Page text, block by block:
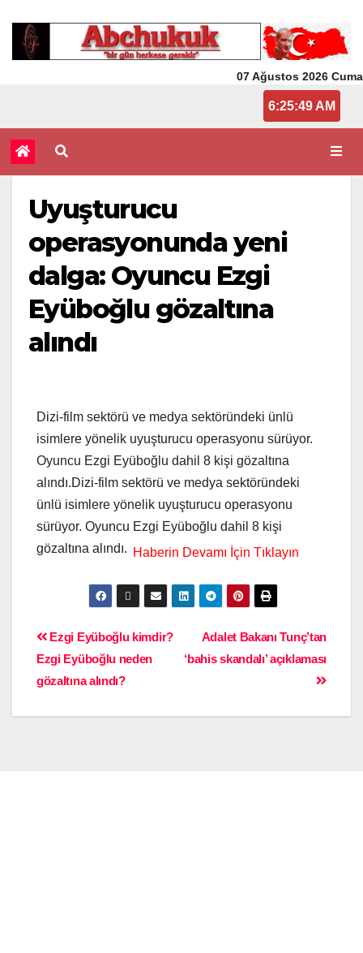
07 Ağustos 2026 Cuma
6:25:49 AM
Uyuşturucu
operasyonunda yeni
dalga: Oyuncu Ezgi
Eyüboğlu gözaltına
alındı
Dizi-film sektörü ve medya sektöründeki ünlü
isimlere yönelik uyuşturucu operasyonu sürüyor.
Oyuncu Ezgi Eyüboğlu dahil 8 kişi gözaltına
alındı.Dizi-film sektörü ve medya sektöründeki
ünlü isimlere yönelik uyuşturucu operasyonu
sürüyor. Oyuncu Ezgi Eyüboğlu dahil 8 kişi
gözaltına alındı.
Adalet Bakanı Tunç’tan
‘bahis skandalı’ açıklaması
Ezgi Eyüboğlu kimdir?
Ezgi Eyüboğlu neden
gözaltına alındı?